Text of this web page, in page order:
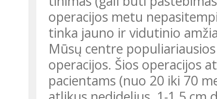
operacijos metu
tinka jauno ir vidutinio
Mūsų centre
operacijos. Šios operacijos
pacientams (nuo 20 iki 70